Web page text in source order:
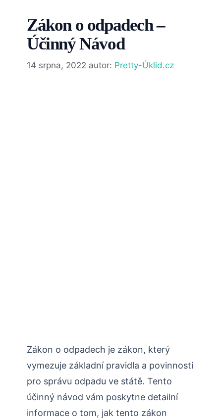
Zákon o odpadech –
Účinný Návod
14 srpna, 2022 autor: Pretty-Úklid.cz
Zákon o odpadech je zákon, který
vymezuje základní pravidla a povinnosti
pro správu odpadu ve státě. Tento
účinný návod vám poskytne detailní
informace o tom, jak tento zákon